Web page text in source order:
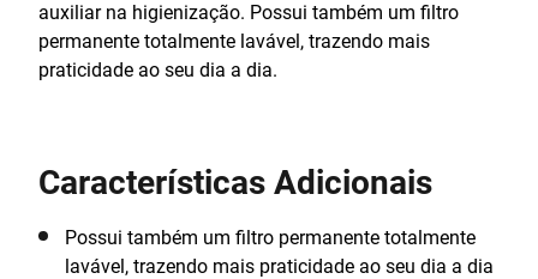
auxiliar na higienização. Possui também um filtro
permanente totalmente lavável, trazendo mais
praticidade ao seu dia a dia.
Características Adicionais
Possui também um filtro permanente totalmente
lavável, trazendo mais praticidade ao seu dia a dia